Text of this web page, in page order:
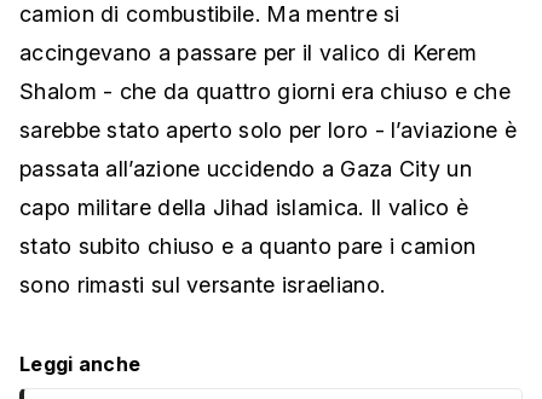
camion di combustibile. Ma mentre si
accingevano a passare per il valico di Kerem
Shalom - che da quattro giorni era chiuso e che
sarebbe stato aperto solo per loro - l’aviazione è
passata all’azione uccidendo a Gaza City un
capo militare della Jihad islamica. Il valico è
stato subito chiuso e a quanto pare i camion
sono rimasti sul versante israeliano.
Leggi anche